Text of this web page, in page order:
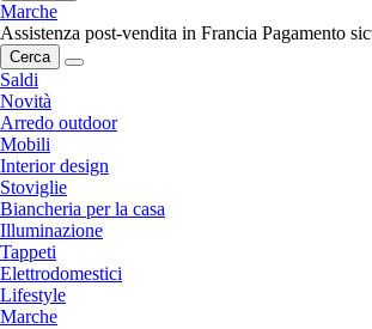
Marche
Assistenza post-vendita in Francia Pagamento
Cerca
Saldi
Novità
Arredo outdoor
Mobili
Interior design
Stoviglie
Biancheria per la casa
Illuminazione
Tappeti
Elettrodomestici
Lifestyle
Marche